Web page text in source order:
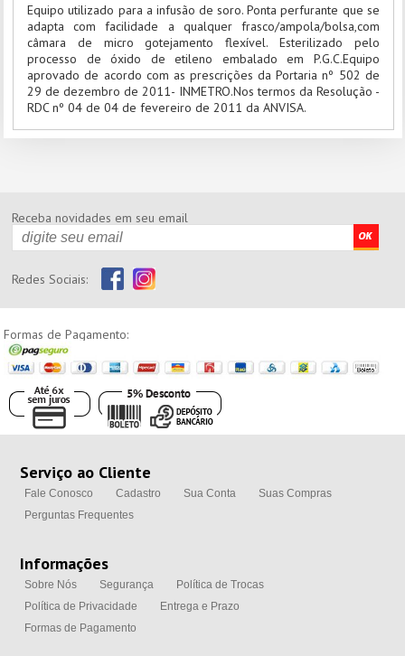
Equipo utilizado para a infusão de soro. Ponta perfurante que se
adapta com facilidade a qualquer frasco/ampola/bolsa,com
câmara de micro gotejamento flexível. Esterilizado pelo
processo de óxido de etileno embalado em P.G.C.Equipo
aprovado de acordo com as prescrições da Portaria nº 502 de
29 de dezembro de 2011- INMETRO.Nos termos da Resolução -
RDC nº 04 de 04 de fevereiro de 2011 da ANVISA.
Receba novidades em seu email
Redes Sociais:
Formas de Pagamento:
Serviço ao Cliente
Fale Conosco Cadastro Sua Conta
Suas Compras
Perguntas Frequentes
Informações
Sobre Nós Segurança
Política de Trocas
Política de Privacidade
Entrega e Prazo
Formas de Pagamento